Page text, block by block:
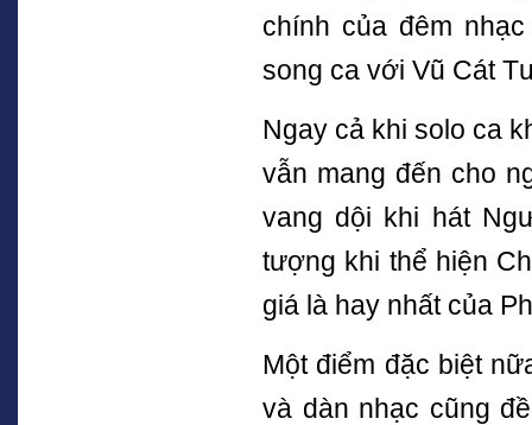
chính của đêm
song ca với Vũ Cát
Ngay cả khi solo ca
vẫn mang đến cho
vang dội khi hát
tượng khi thể hiện
giá là hay nhất của
Một điểm đặc biệt
và dàn nhạc cũng